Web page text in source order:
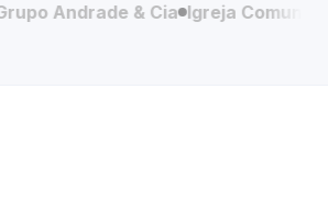
& Cia Igreja Comunidade Viva